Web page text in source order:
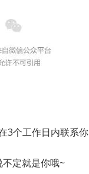
个工作日内联系你
定就是你哦~